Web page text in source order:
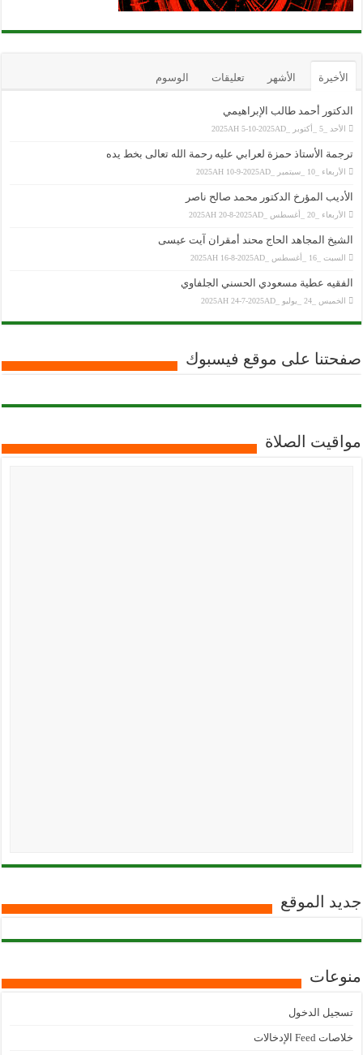
الأخيرة الأشهر تعليقات الوسوم
الدكتور أحمد طالب الإبراهيمي
الأحد _5 _أكتوبر _2025AH 5-10-2025AD
ترجمة الأستاذ حمزة لعرابي عليه رحمة الله تعالى بخط يده
الأربعاء _10 _سبتمبر _2025AH 10-9-2025AD
الأديب المؤرخ الدكتور محمد صالح ناصر
الأربعاء _20 _أغسطس _2025AH 20-8-2025AD
الشيخ المجاهد الحاج محند أمقران آيت عيسى
السبت _16 _أغسطس _2025AH 16-8-2025AD
الفقيه عطية مسعودي الحسني الجلفاوي
الخميس _24 _يوليو _2025AH 24-7-2025AD
صفحتنا على موقع فيسبوك
مواقيت الصلاة
جديد الموقع
منوعات
تسجيل الدخول
خلاصات Feed الإدخالات